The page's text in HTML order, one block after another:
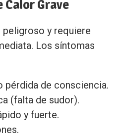
Calor Grave
peligroso y requiere
Los síntomas
pérdida de consciencia.
(falta de sudor).
y fuerte.